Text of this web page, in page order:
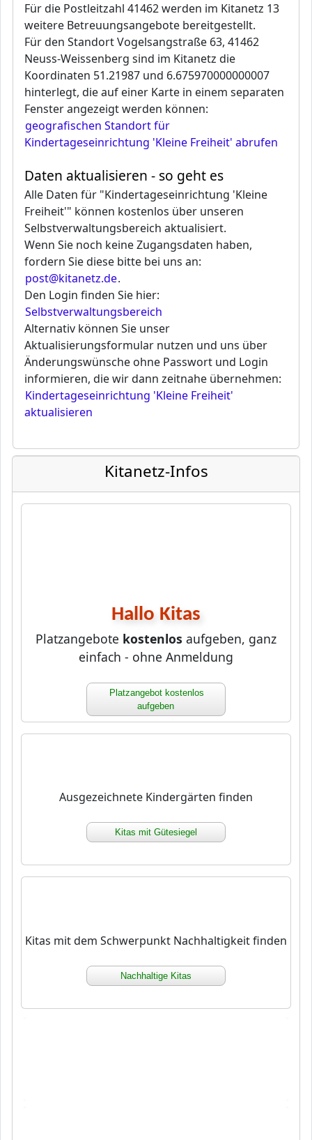
Für die Postleitzahl 41462 werden im Kitanetz 13
weitere Betreuungsangebote bereitgestellt.
Für den Standort Vogelsangstraße 63, 41462
Neuss-Weissenberg sind im Kitanetz die
Koordinaten 51.21987 und 6.675970000000007
hinterlegt, die auf einer Karte in einem separaten
Fenster angezeigt werden können:
geografischen Standort für
Kindertageseinrichtung 'Kleine Freiheit' abrufen
Daten aktualisieren - so geht es
Alle Daten für "Kindertageseinrichtung 'Kleine
Freiheit'" können kostenlos über unseren
Selbstverwaltungsbereich aktualisiert.
Wenn Sie noch keine Zugangsdaten haben,
fordern Sie diese bitte bei uns an:
post@kitanetz.de.
Den Login finden Sie hier:
Selbstverwaltungsbereich
Alternativ können Sie unser
Aktualisierungsformular nutzen und uns über
Änderungswünsche ohne Passwort und Login
informieren, die wir dann zeitnahe übernehmen:
Kindertageseinrichtung 'Kleine Freiheit'
aktualisieren
Kitanetz-Infos
Hallo Kitas
Platzangebote kostenlos aufgeben, ganz
einfach - ohne Anmeldung
Platzangebot kostenlos
aufgeben
Ausgezeichnete Kindergärten finden
Kitas mit Gütesiegel
Kitas mit dem Schwerpunkt Nachhaltigkeit finden
Nachhaltige Kitas